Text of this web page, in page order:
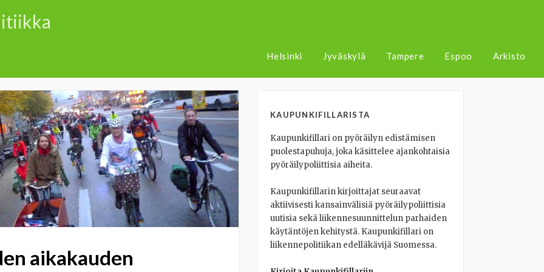
Helsinki Jyväskylä Tampere Espoo Arkisto
aikakauden
KAUPUNKIFILLARISTA
Kaupunkifillari on pyöräilyn edistämisen
puolestapuhuja, joka käsittelee ajankohtaisia
pyöräilypoliittisia aiheita.
Kaupunkifillarin kirjoittajat seuraavat
aktiivisesti kansainvälisiä pyöräilypoliittisia
uutisia sekä liikennesuunnittelun parhaiden
käytäntöjen kehitystä. Kaupunkifillari on
liikennepolitiikan edelläkävijä Suomessa.